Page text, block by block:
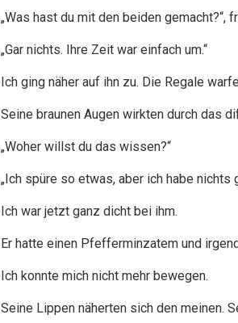
„Was hast du mit den beiden gemacht?“,
„Gar nichts. Ihre Zeit war einfach um.“
Ich ging näher auf ihn zu. Die Regale
Seine braunen Augen wirkten durch das
„Woher willst du das wissen?“
„Ich spüre so etwas, aber ich habe nichts
Ich war jetzt ganz dicht bei ihm.
Er hatte einen Pfefferminzatem und
Ich konnte mich nicht mehr bewegen.
Seine Lippen näherten sich den meinen.